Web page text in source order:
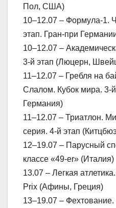
Пол, США)
10–12.07 – Формула-1.
этап. Гран-при
10–12.07 –
3-й этап (Люцерн,
11–12.07 – Гребля на
Слалом. Кубок мира. 3-й
Германия)
11–12.07 – Триатлон.
серия. 4-й этап
12–19.07 – Парусный
классе «49-er» (Италия)
13.07 – Легкая
Prix (Афины, Греция)
13–19.07 –